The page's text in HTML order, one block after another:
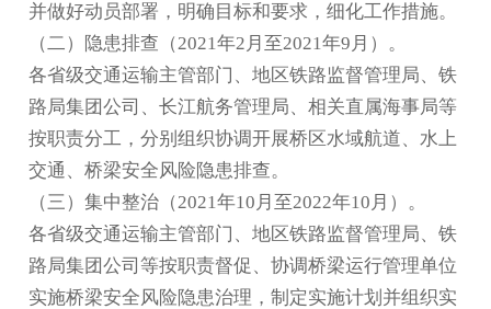
并做好动员部署，明确目标和要求，细化工作措施。
（二）隐患排查（2021年2月至2021年9月）。
各省级交通运输主管部门、地区铁路监督管理局、铁
路局集团公司、长江航务管理局、相关直属海事局等
按职责分工，分别组织协调开展桥区水域航道、水上
交通、桥梁安全风险隐患排查。
（三）集中整治（2021年10月至2022年10月）。
各省级交通运输主管部门、地区铁路监督管理局、铁
路局集团公司等按职责督促、协调桥梁运行管理单位
实施桥梁安全风险隐患治理，制定实施计划并组织实